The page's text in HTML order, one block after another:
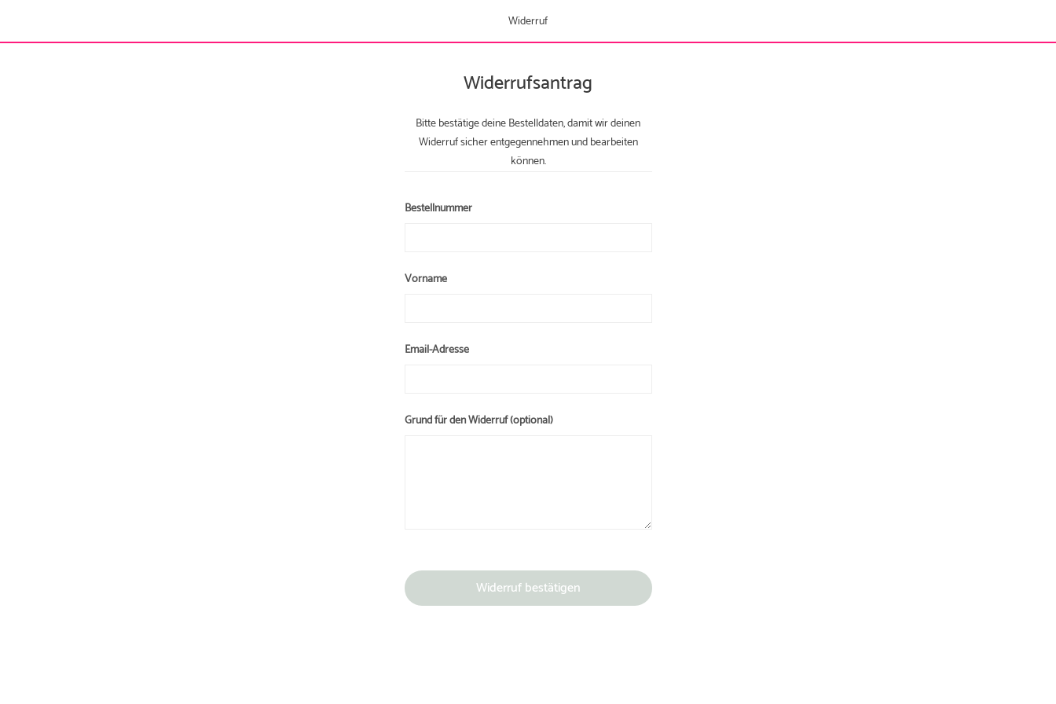
Widerruf
Widerrufsantrag
Bitte bestätige deine Bestelldaten, damit wir deinen
Widerruf sicher entgegennehmen und bearbeiten
können.
Bestellnummer
Vorname
Email-Adresse
Grund für den Widerruf (optional)
Widerruf bestätigen